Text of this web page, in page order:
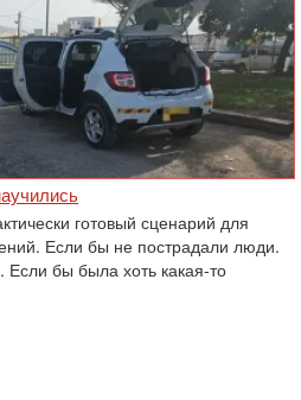
готовый сценарий для
Если бы не пострадали люди.
Если бы была хоть какая-то